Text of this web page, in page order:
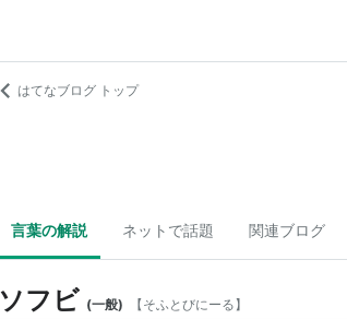
はてなブログ トップ
言葉の解説 ネットで話題 関連ブログ
ソフビ (一般) 【そふとびにーる】